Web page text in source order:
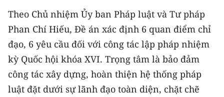
Đông Nam Bộ
Đồng bằng sông Cửu Long
Chuyên trang Hà Nội
Chuyên trang TP. Hồ Chí Minh
Theo Chủ nhiệm Ủy ban Pháp luật và Tư pháp
Phan Chí Hiếu, Đề án xác định 6 quan điểm chỉ
đạo, 6 yêu cầu đối với công tác lập pháp nhiệm
kỳ Quốc hội khóa XVI. Trọng tâm là bảo đảm
công tác xây dựng, hoàn thiện hệ thống pháp
luật đặt dưới sự lãnh đạo toàn diện, chặt chẽ